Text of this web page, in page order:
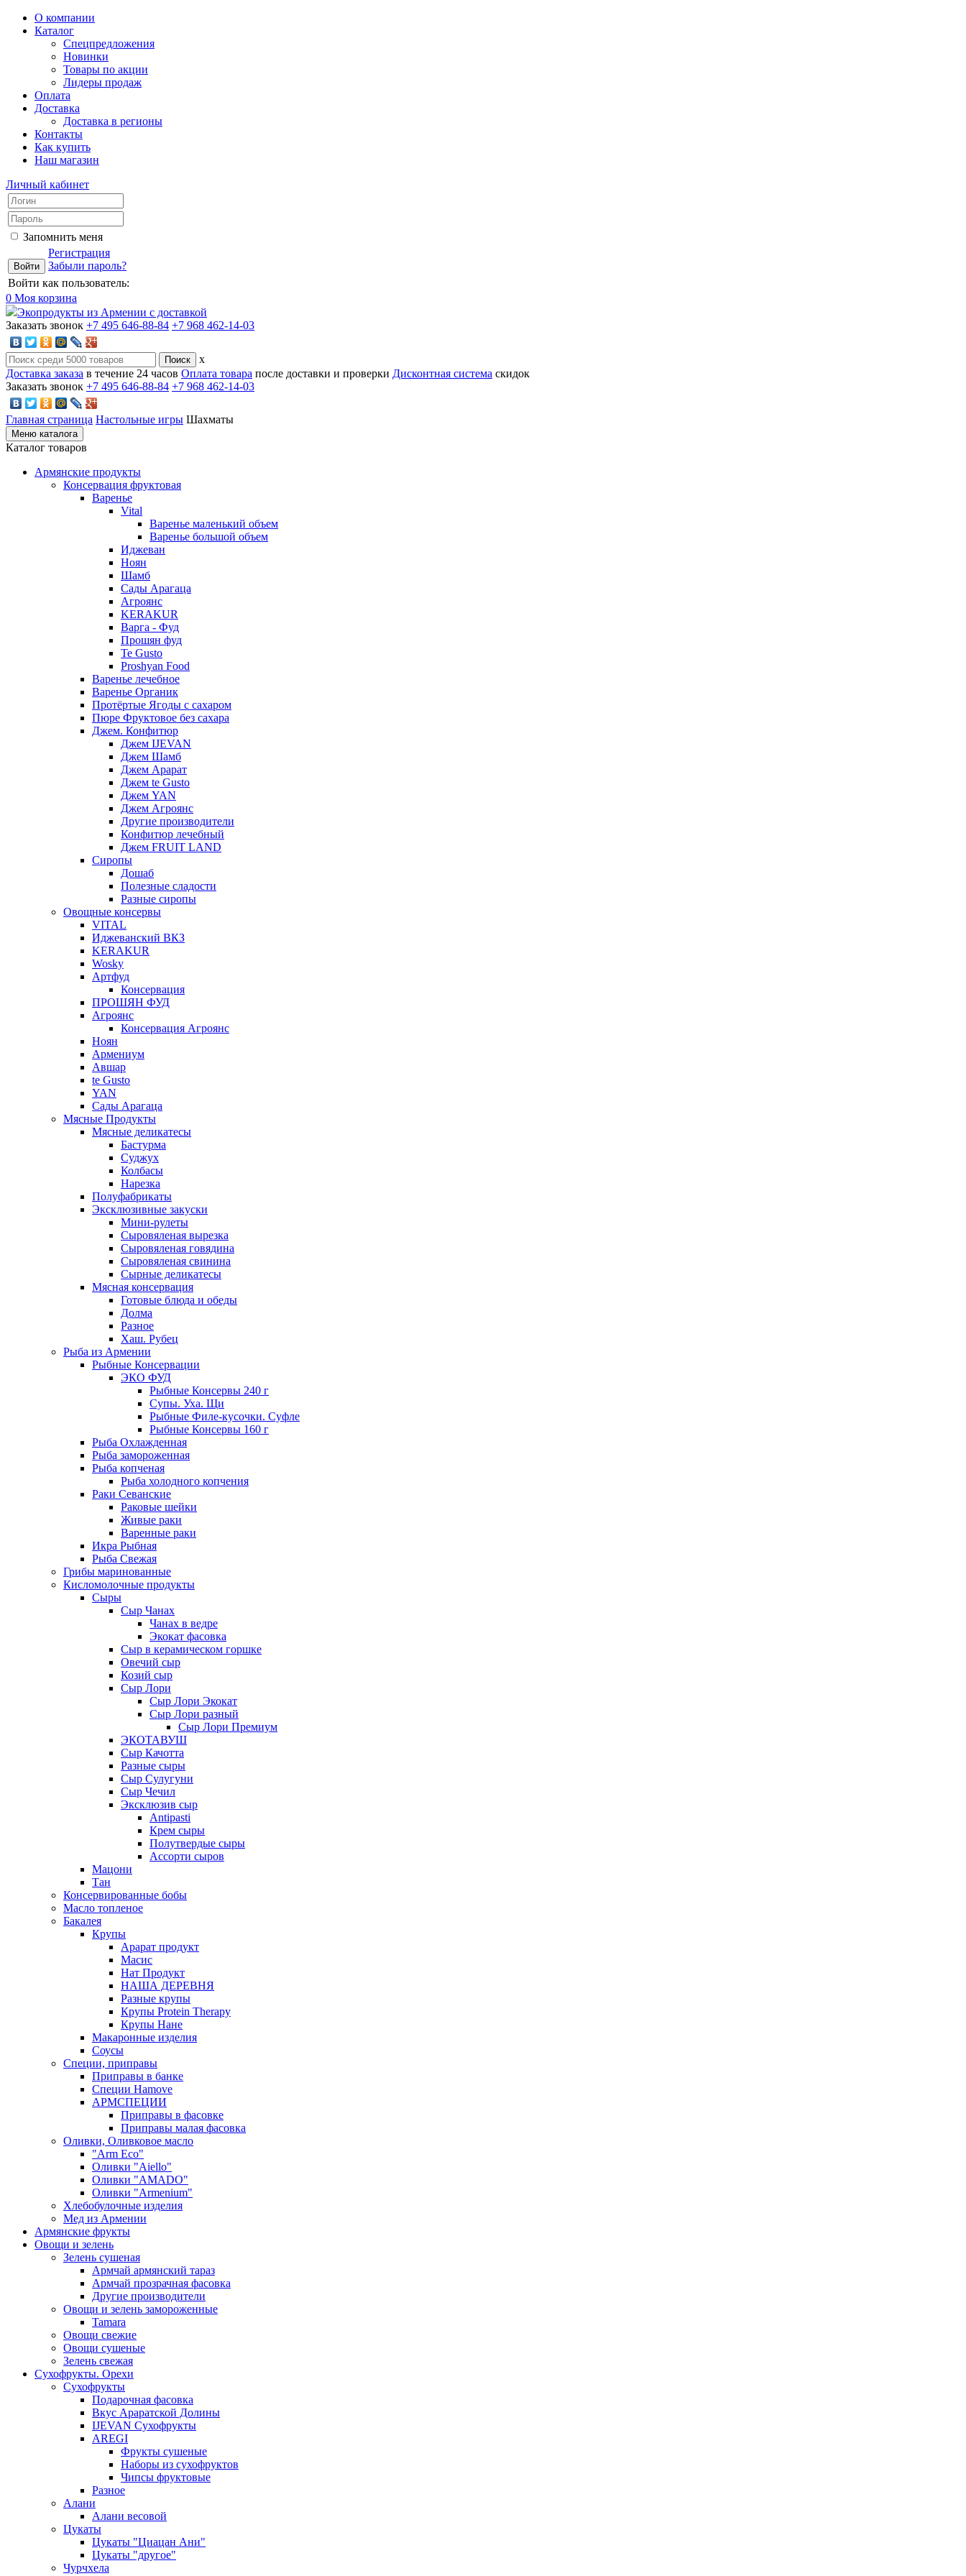
О компании
Каталог
Спецпредложения
Новинки
Товары по акции
Лидеры продаж
Оплата
Доставка
Доставка в регионы
Контакты
Как купить
Наш магазин
Личный кабинет
Запомнить меня
Регистрация
Забыли пароль?
Войти как пользователь:
0 Моя корзина
Экопродукты из Армении с доставкой
Заказать звонок +7 495 646-88-84 +7 968 462-14-03
x
Доставка заказа в течение 24 часов Оплата товара после доставки и проверки Дисконтная система скидок
Заказать звонок +7 495 646-88-84 +7 968 462-14-03
Главная страница Настольные игры Шахматы
Меню каталога
Каталог товаров
Армянские продукты
Консервация фруктовая
Варенье
Vital
Варенье маленький объем
Варенье большой объем
Иджеван
Ноян
Шамб
Сады Арагаца
Агроянс
KERAKUR
Варга - Фуд
Прошян фуд
Te Gusto
Proshyan Food
Варенье лечебное
Варенье Органик
Протёртые Ягоды с сахаром
Пюре Фруктовое без сахара
Джем. Конфитюр
Джем IJEVAN
Джем Шамб
Джем Арарат
Джем te Gusto
Джем YAN
Джем Агроянс
Другие производители
Конфитюр лечебный
Джем FRUIT LAND
Сиропы
Дошаб
Полезные сладости
Разные сиропы
Овощные консервы
VITAL
Иджеванский ВКЗ
KERAKUR
Wosky
Артфуд
Консервация
ПРОШЯН ФУД
Агроянс
Консервация Агроянс
Ноян
Армениум
Авшар
te Gusto
YAN
Сады Арагаца
Мясные Продукты
Мясные деликатесы
Бастурма
Суджух
Колбасы
Нарезка
Полуфабрикаты
Эксклюзивные закуски
Мини-рулеты
Сыровяленая вырезка
Сыровяленая говядина
Сыровяленая свинина
Сырные деликатесы
Мясная консервация
Готовые блюда и обеды
Долма
Разное
Хаш. Рубец
Рыба из Армении
Рыбные Консервации
ЭКО ФУД
Рыбные Консервы 240 г
Супы. Уха. Щи
Рыбные Филе-кусочки. Суфле
Рыбные Консервы 160 г
Рыба Охлажденная
Рыба замороженная
Рыба копченая
Рыба холодного копчения
Раки Севанские
Раковые шейки
Живые раки
Варенные раки
Икра Рыбная
Рыба Свежая
Грибы маринованные
Кисломолочные продукты
Сыры
Сыр Чанах
Чанах в ведре
Экокат фасовка
Сыр в керамическом горшке
Овечий сыр
Козий сыр
Сыр Лори
Сыр Лори Экокат
Сыр Лори разный
Сыр Лори Премиум
ЭКОТАВУШ
Сыр Качотта
Разные сыры
Сыр Сулугуни
Сыр Чечил
Эксклюзив сыр
Antipasti
Крем сыры
Полутвердые сыры
Ассорти сыров
Мацони
Тан
Консервированные бобы
Масло топленое
Бакалея
Крупы
Арарат продукт
Масис
Нат Продукт
НАША ДЕРЕВНЯ
Разные крупы
Крупы Protein Therapy
Крупы Нане
Макаронные изделия
Соусы
Специи, приправы
Приправы в банке
Специи Hamove
АРМСПЕЦИИ
Приправы в фасовке
Приправы малая фасовка
Оливки, Оливковое масло
"Arm Eco"
Оливки "Aiello"
Оливки "AMADO"
Оливки "Armenium"
Хлебобулочные изделия
Мед из Армении
Армянские фрукты
Овощи и зелень
Зелень сушеная
Армчай армянский тараз
Армчай прозрачная фасовка
Другие производители
Овощи и зелень замороженные
Tamara
Овощи свежие
Овощи сушеные
Зелень свежая
Сухофрукты. Орехи
Сухофрукты
Подарочная фасовка
Вкус Араратской Долины
IJEVAN Сухофрукты
AREGI
Фрукты сушеные
Наборы из сухофруктов
Чипсы фруктовые
Разное
Алани
Алани весовой
Цукаты
Цукаты "Циацан Ани"
Цукаты "другое"
Чурчхела